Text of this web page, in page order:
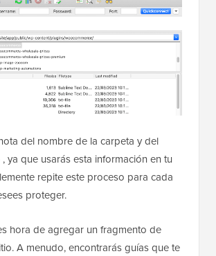
del nombre de la carpeta y del
, ya que usarás esta información en tu
repite este proceso para cada
proteger.
hora de agregar un fragmento de
A menudo, encontrarás guías que te